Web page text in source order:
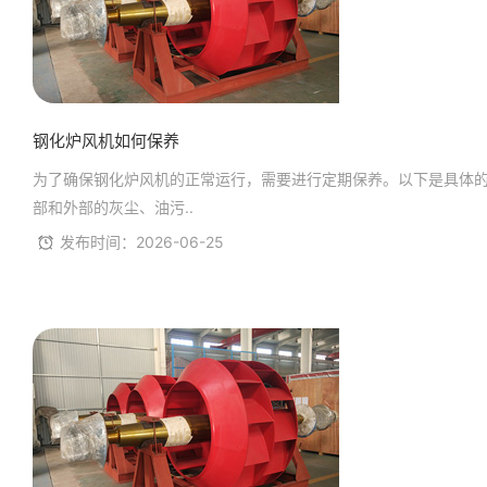
钢化炉风机如何保养
为了确保钢化炉风机的正常运行，需要进行定期保养。以下是具体
部和外部的灰尘、油污..
发布时间：2026-06-25